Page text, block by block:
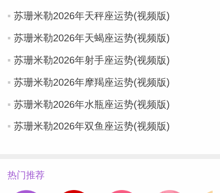
苏珊米勒2026年天秤座运势(视频版)
苏珊米勒2026年天蝎座运势(视频版)
苏珊米勒2026年射手座运势(视频版)
苏珊米勒2026年摩羯座运势(视频版)
苏珊米勒2026年水瓶座运势(视频版)
苏珊米勒2026年双鱼座运势(视频版)
热门推荐